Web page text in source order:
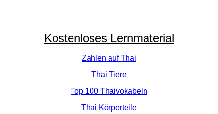
Kostenloses Lernmaterial
Zahlen auf Thai
Thai Tiere
Top 100 Thaivokabeln
Thai Körperteile